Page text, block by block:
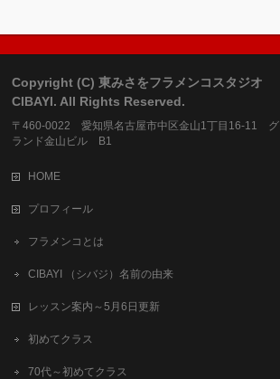
Copyright (C) 東みさをフラメンコスタジオ
CIBAYI. All Rights Reserved.
〒460-0022 愛知県名古屋市中区金山1丁目16-11 グ
ランド金山ビル B1
HOME
プロフィール
フラメンコとは
CIBAYI （シバジ）名前の由来
レッスン案内～5月6日更新
初めてクラス
70代～初めてクラス